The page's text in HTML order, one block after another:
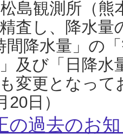
島観測所（熊
査し、降水
間降水量」の
及び「日降
変更となっ
20日）
の過去のお